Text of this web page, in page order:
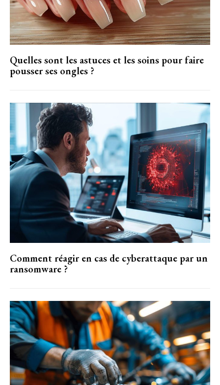
Quelles sont les astuces et les soins pour faire
pousser ses ongles ?
Comment réagir en cas de cyberattaque par un
ransomware ?